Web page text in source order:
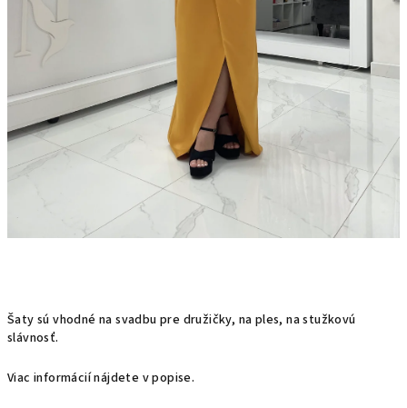
Šaty sú vhodné na svadbu pre družičky, na ples, na stužkovú
slávnosť.
Viac informácií nájdete v popise.